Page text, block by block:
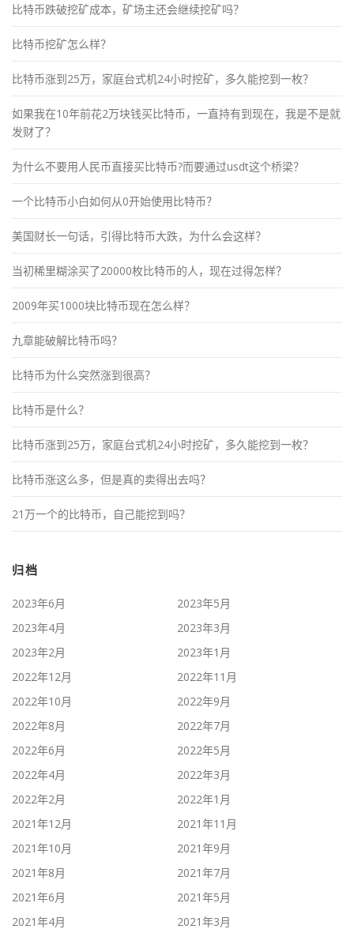
比特币跌破挖矿成本，矿场主还会继续挖矿吗？
比特币挖矿怎么样？
比特币涨到25万，家庭台式机24小时挖矿，多久能挖到一枚？
如果我在10年前花2万块钱买比特币，一直持有到现在，我是不是就
发财了？
为什么不要用人民币直接买比特币?而要通过usdt这个桥梁？
一个比特币小白如何从0开始使用比特币？
美国财长一句话，引得比特币大跌，为什么会这样？
当初稀里糊涂买了20000枚比特币的人，现在过得怎样？
2009年买1000块比特币现在怎么样？
九章能破解比特币吗？
比特币为什么突然涨到很高？
比特币是什么？
比特币涨到25万，家庭台式机24小时挖矿，多久能挖到一枚？
比特币涨这么多，但是真的卖得出去吗？
21万一个的比特币，自己能挖到吗？
归档
2023年6月
2023年5月
2023年4月
2023年3月
2023年2月
2023年1月
2022年12月
2022年11月
2022年10月
2022年9月
2022年8月
2022年7月
2022年6月
2022年5月
2022年4月
2022年3月
2022年2月
2022年1月
2021年12月
2021年11月
2021年10月
2021年9月
2021年8月
2021年7月
2021年6月
2021年5月
2021年4月
2021年3月